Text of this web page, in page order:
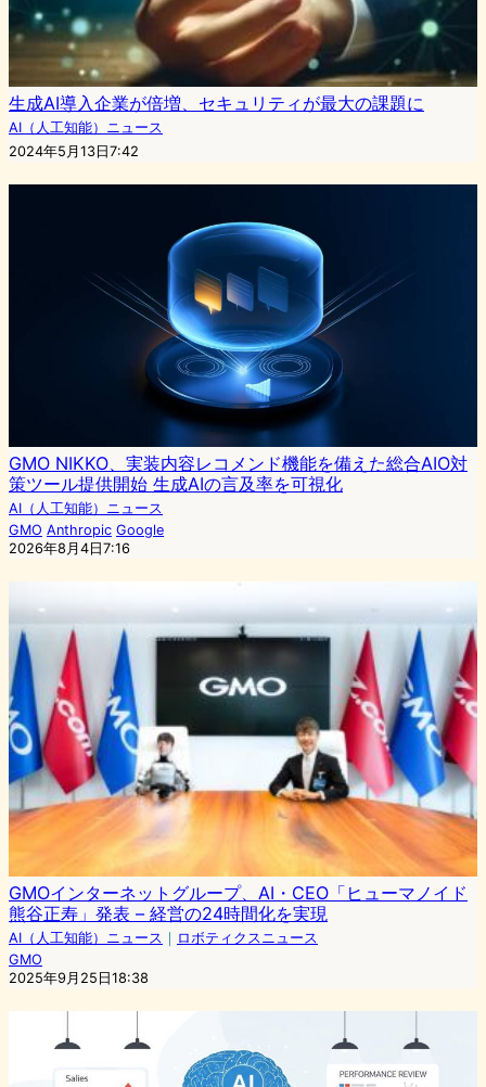
生成AI導入企業が倍増、セキュリティが最大の課題に
AI（人工知能）ニュース
2024年5月13日7:42
GMO NIKKO、実装内容レコメンド機能を備えた総合AIO対
策ツール提供開始 生成AIの言及率を可視化
AI（人工知能）ニュース
GMO Anthropic Google
2026年8月4日7:16
GMOインターネットグループ、AI・CEO「ヒューマノイド
熊谷正寿」発表 – 経営の24時間化を実現
AI（人工知能）ニュース ｜ ロボティクスニュース
GMO
2025年9月25日18:38